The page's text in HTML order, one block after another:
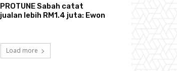
PROTUNE Sabah catat
jualan lebih RM1.4 juta: Ewon
Load more